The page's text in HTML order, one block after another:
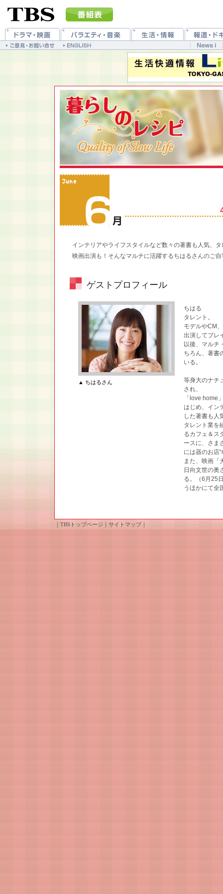
インテリアやライフスタイルなど数々の著書も人気、
映画出演も！そんなマルチに活躍するちはるさんのご
ゲストプロフィール
▲ ちはるさん
ちはる
タレント。
モデルやCM
出演してブレ
以後、マルチ
ちろん、著書
いる。
等身大のナチ
され、
「love
はじめ、イン
した著書も人
タレント業を
るカフェ＆
ースに、さま
には器のお店
また、映画「
日向文世の奥
る。（6月25
うほかにて全
｜ TBSトップページ ｜ サイトマップ｜